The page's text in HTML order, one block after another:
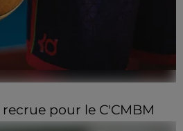
pour le C'CMBM